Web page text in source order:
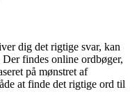
dig det rigtige svar, kan
findes online ordbøger,
på mønstret af
at finde det rigtige ord til